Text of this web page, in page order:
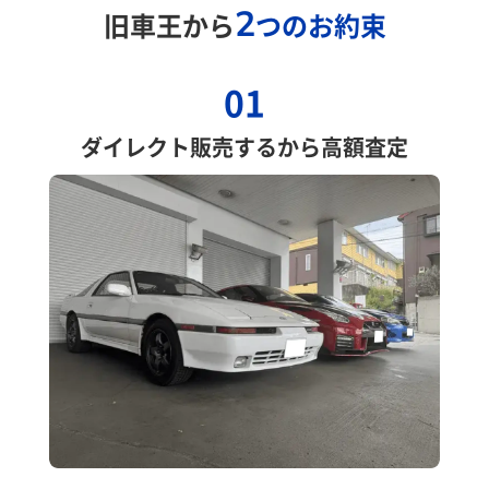
旧車王から2つのお約束
01
ダイレクト販売するから高額査定